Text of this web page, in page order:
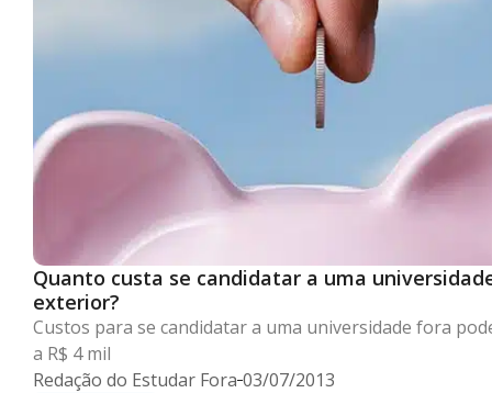
Quanto custa se candidatar a uma
exterior?
Custos para se candidatar a uma universidade fora
a R$ 4 mil
Redação do Estudar Fora 03/07/2013